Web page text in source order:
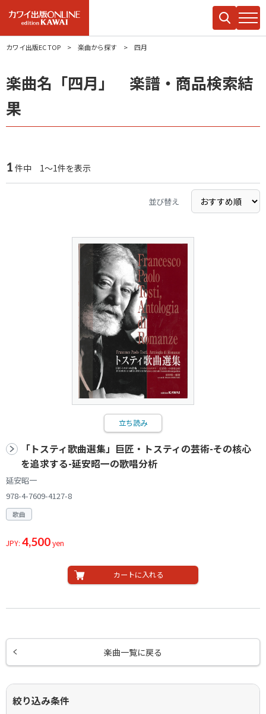
カワイ出版EC TOP 楽曲から探す 四月
楽曲名「四月」 楽譜・商品検索結
果
1 件中 1～1件を表示
並び替え
立ち読み
「トスティ歌曲選集」巨匠・トスティの芸術-その核心
を追求する-延安昭一の歌唱分析
延安昭一
978-4-7609-4127-8
歌曲
JPY: 4,500yen
カートに入れる
楽曲一覧に戻る
絞り込み条件